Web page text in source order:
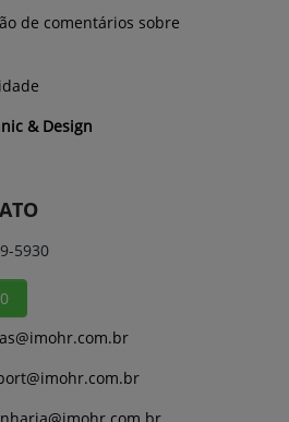
de comentários sobre
& Design
5930